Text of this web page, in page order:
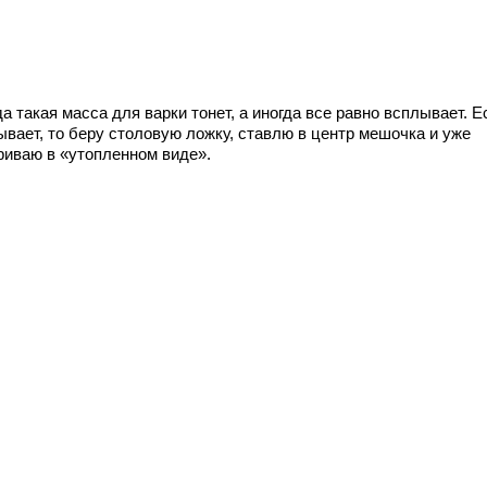
такая масса для варки тонет, а иногда все равно всплывает.
то беру столовую ложку, ставлю в центр мешочка и уже
в «утопленном виде».